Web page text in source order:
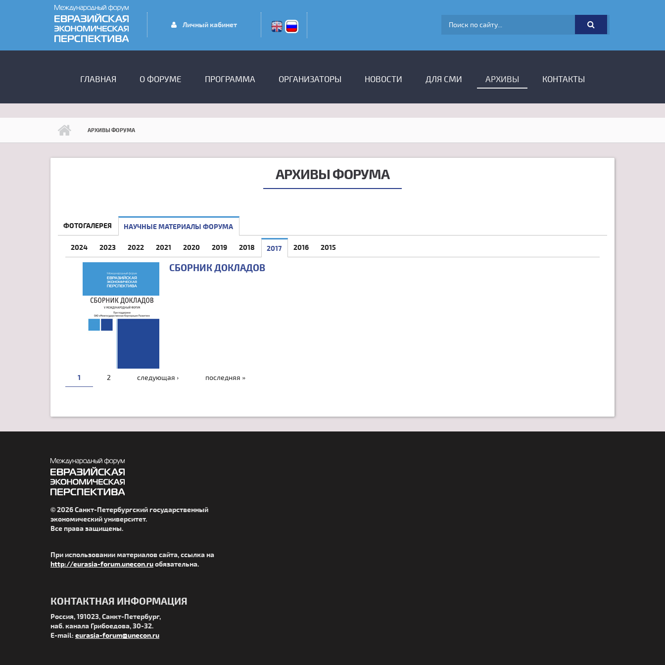
Перейти к основному содержанию
Личный кабинет ФОРМА ПОИСКА
ГЛАВНОЕ МЕНЮ
ГЛАВНАЯ О ФОРУМЕ ПРОГРАММА ОРГАНИЗАТОРЫ НОВОСТИ ДЛЯ СМИ АРХИВЫ КОНТАКТЫ
АРХИВЫ ФОРУМА
АРХИВЫ ФОРУМА
ФОТОГАЛЕРЕЯ НАУЧНЫЕ МАТЕРИАЛЫ ФОРУМА
2024 2023 2022 2021 2020 2019 2018 2017 (АКТИВНАЯ ВКЛАДКА)
2016 2015
СБОРНИК ДОКЛАДОВ
СТРАНИЦЫ
1 2 следующая › последняя »
© 2026 Санкт-Петербургский государственный
экономический университет.
Все права защищены.
При использовании материалов сайта, ссылка на
http://eurasia-forum.unecon.ruобязательна.
КОНТАКТНАЯ ИНФОРМАЦИЯ
Россия, 191023, Санкт-Петербург,
наб. канала Грибоедова, 30-32.
E-mail: eurasia-forum@unecon.ru